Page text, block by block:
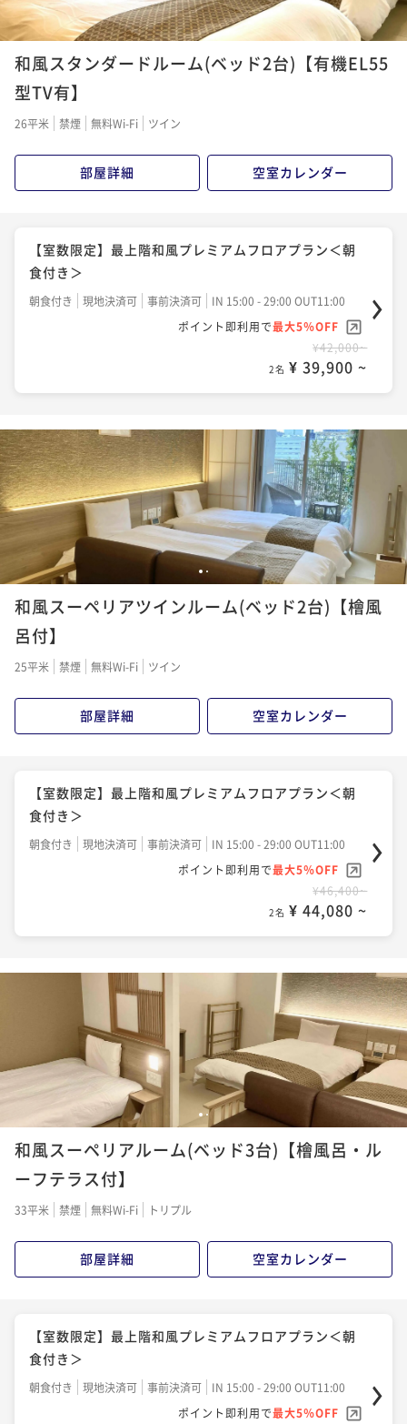
和風スタンダードルーム(ベッド2台)【有機EL55
型TV有】
26平米 禁煙 無料Wi-Fi ツイン
部屋詳細 空室カレンダー
【室数限定】最上階和風プレミアムフロアプラン＜朝
食付き＞
朝食付き 現地決済可 事前決済可
IN 15:00 - 29:00 OUT11:00
ポイント即利用で最大5％OFF
¥42,000~
2名 ¥ 39,900 ~
1 2
和風スーペリアツインルーム(ベッド2台)【檜風
呂付】
25平米 禁煙 無料Wi-Fi ツイン
部屋詳細 空室カレンダー
【室数限定】最上階和風プレミアムフロアプラン＜朝
食付き＞
朝食付き 現地決済可 事前決済可
IN 15:00 - 29:00 OUT11:00
ポイント即利用で最大5％OFF
¥46,400~
2名 ¥ 44,080 ~
1 2
和風スーペリアルーム(ベッド3台)【檜風呂・ル
ーフテラス付】
33平米 禁煙 無料Wi-Fi トリプル
部屋詳細 空室カレンダー
【室数限定】最上階和風プレミアムフロアプラン＜朝
食付き＞
朝食付き 現地決済可 事前決済可
IN 15:00 - 29:00 OUT11:00
ポイント即利用で最大5％OFF